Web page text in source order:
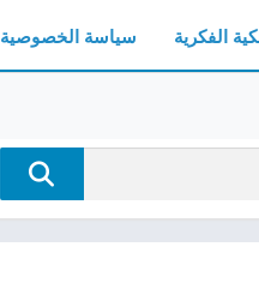
الفكرية سياسة الخصوصية